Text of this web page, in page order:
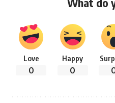
Love
0
Happy
0